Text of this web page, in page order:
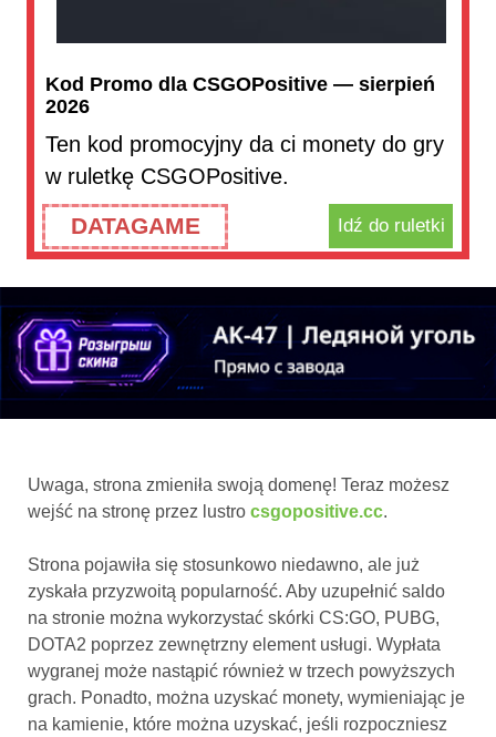
Kod Promo dla CSGOPositive — sierpień
2026
Ten kod promocyjny da ci monety do gry
w ruletkę CSGOPositive.
DATAGAME Idź do ruletki
Uwaga, strona zmieniła swoją domenę! Teraz możesz
wejść na stronę przez lustro csgopositive.cc.
Strona pojawiła się stosunkowo niedawno, ale już
zyskała przyzwoitą popularność. Aby uzupełnić saldo
na stronie można wykorzystać skórki CS:GO, PUBG,
DOTA2 poprzez zewnętrzny element usługi. Wypłata
wygranej może nastąpić również w trzech powyższych
grach. Ponadto, można uzyskać monety, wymieniając je
na kamienie, które można uzyskać, jeśli rozpoczniesz